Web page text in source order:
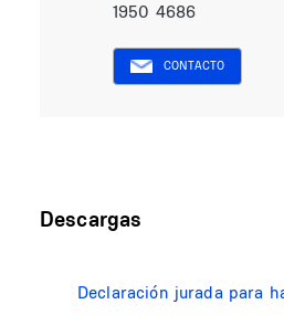
1950 4686
CONTACTO
Descargas
Declaración jurada para